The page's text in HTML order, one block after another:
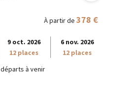
À partir de 378 €
9 oct. 2026
12 places
6 nov. 2026
12 places
départs à venir